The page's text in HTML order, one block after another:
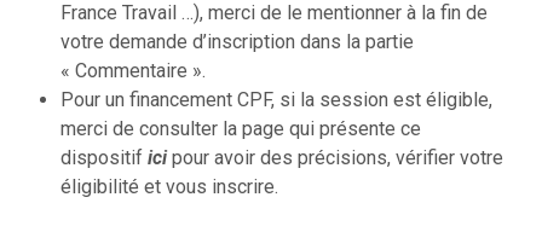
France Travail …), merci de le mentionner à la fin de
votre demande d’inscription dans la partie
« Commentaire ».
Pour un financement CPF, si la session est éligible,
merci de consulter la page qui présente ce
dispositif icipour avoir des précisions, vérifier votre
éligibilité et vous inscrire.